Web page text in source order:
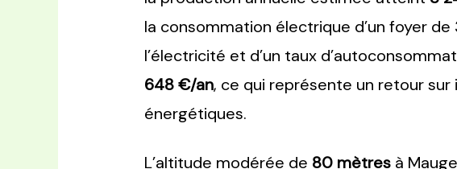
la consommation électrique d’un foyer
l’électricité et d’un taux
648 €/an, ce qui représente un retour
énergétiques.
L’altitude modérée de 80 mètresà